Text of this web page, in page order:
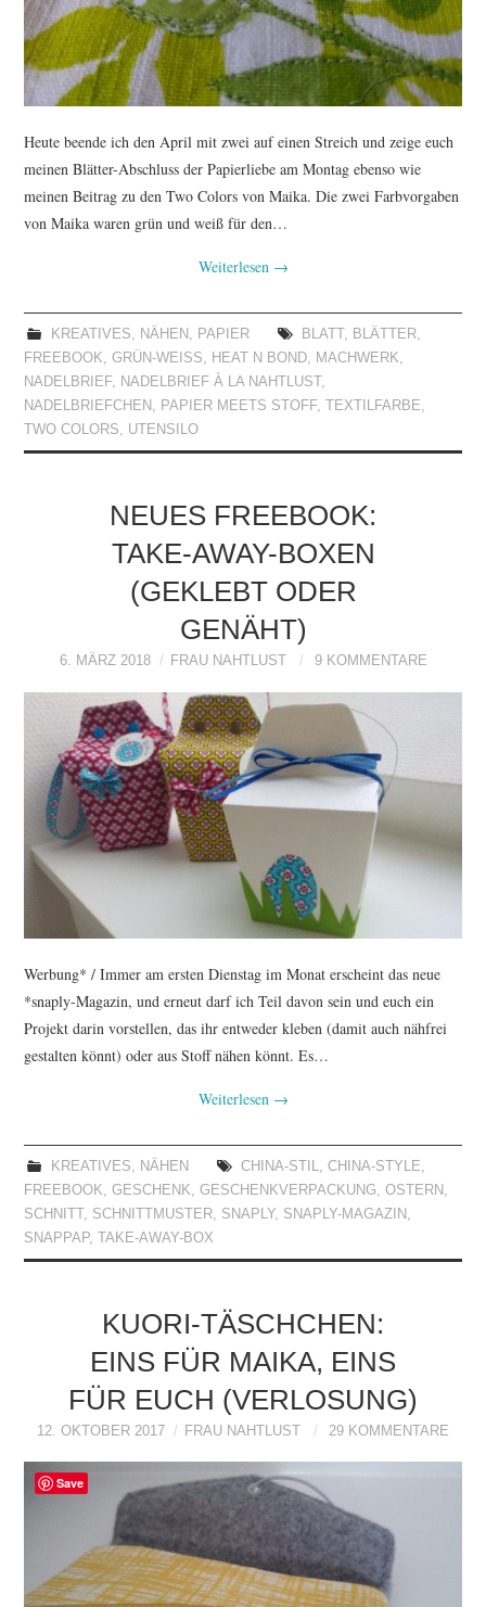
Heute beende ich den April mit zwei auf einen Streich und zeige euch
meinen Blätter-Abschluss der Papierliebe am Montag ebenso wie
meinen Beitrag zu den Two Colors von Maika. Die zwei Farbvorgaben
von Maika waren grün und weiß für den…
Weiterlesen →
KREATIVES, NÄHEN , PAPIER BLATT , BLÄTTER,
FREEBOOK,GRÜN-WEISS , HEAT N BOND, MACHWERK,
NADELBRIEF, NADELBRIEF À LA NAHTLUST ,
NADELBRIEFCHEN , PAPIER MEETS STOFF, TEXTILFARBE,
TWO COLORS, UTENSILO
NEUES FREEBOOK:
TAKE-AWAY-BOXEN
(GEKLEBT ODER
GENÄHT)
6. MÄRZ 2018 FRAU NAHTLUST 9 KOMMENTARE
Werbung* / Immer am ersten Dienstag im Monat erscheint das neue
*snaply-Magazin, und erneut darf ich Teil davon sein und euch ein
Projekt darin vorstellen, das ihr entweder kleben (damit auch nähfrei
gestalten könnt) oder aus Stoff nähen könnt. Es…
Weiterlesen →
KREATIVES NÄHEN CHINA-STIL CHINA-STYLE
FREEBOOK
,GESCHENK ,GESCHENKVERPACKUNG ,OSTERN
SCHNITT, SCHNITTMUSTER SNAPLY, SNAPLY-MAGAZIN
SNAPPAP,TAKE-AWAY-BOX
KUORI-TÄSCHCHEN:
EINS FÜR MAIKA, EINS
FÜR EUCH (VERLOSUNG)
12. OKTOBER 2017 FRAU NAHTLUST 29 KOMMENTARE
Save